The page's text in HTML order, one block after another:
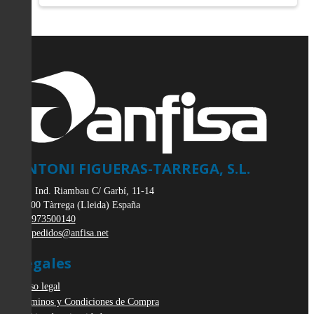
ANTONI FIGUERAS-TARREGA, S.L.
Pol. Ind. Riambau C/ Garbí, 11-14
25300 Tàrrega (Lleida) España
973500140
pedidos@anfisa.net
Legales
Aviso legal
Términos y Condiciones de Compra